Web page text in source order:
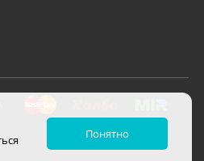
Понятно